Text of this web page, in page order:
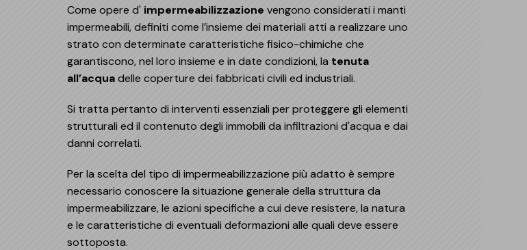
Materiali bio-based
Riscaldamento a pavimento
Impermeabilizzazione di coperture industriali
Comportamento al fuoco delle coperture
Spazi interni (pavimenti radianti, pavimenti PMMA, ...)
Moduli prefabbricati
Soluzioni per fotovoltaico
Protezione dal radon
Genio civile
Gallerie
Opere idrauliche
Piscine
Sopremapool
Come opere d' impermeabilizzazione vengono considerati i manti
impermeabili, definiti come l’insieme dei materiali atti a realizzare uno
strato con determinate caratteristiche fisico-chimiche che
garantiscono, nel loro insieme e in date condizioni, la tenuta
all’acquadelle coperture dei fabbricati civili ed industriali.
Si tratta pertanto di interventi essenziali per proteggere gli elementi
strutturali ed il contenuto degli immobili da infiltrazioni d'acqua e dai
danni correlati.
Per la scelta del tipo di impermeabilizzazione più adatto è sempre
necessario conoscere la situazione generale della struttura da
impermeabilizzare, le azioni specifiche a cui deve resistere, la natura
e le caratteristiche di eventuali deformazioni alle quali deve essere
sottoposta.